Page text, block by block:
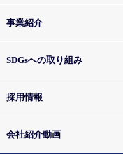
事業紹介
SDGsへの取り組み
採用情報
会社紹介動画